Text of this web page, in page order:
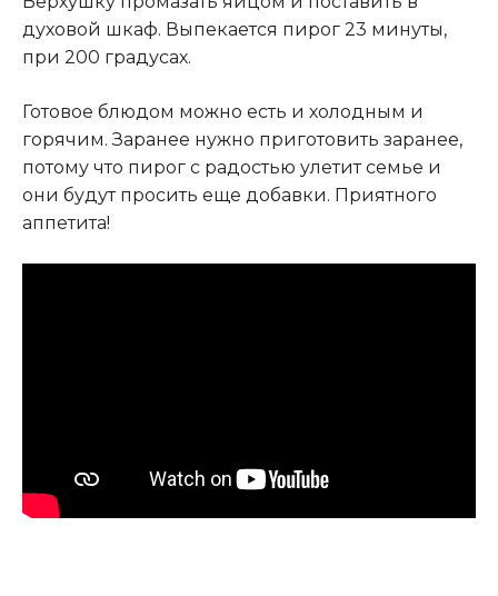
духовой шкаф. Выпекается пирог 23 минуты,
при 200 градусах.
Готовое блюдом можно есть и холодным и
горячим. Заранее нужно приготовить заранее,
потому что пирог с радостью улетит семье и
они будут просить еще добавки. Приятного
аппетита!